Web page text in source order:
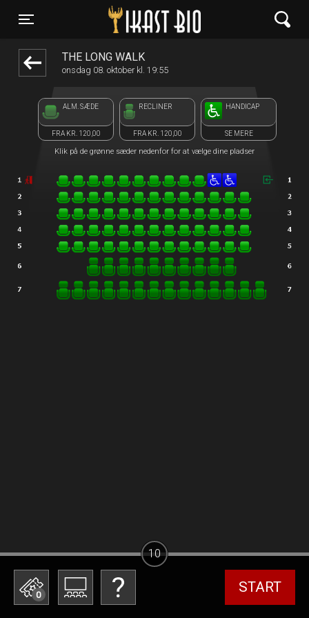
Toggle navigation
Ikast Bio
THE LONG WALK
onsdag 08. oktober kl. 19:55
ALM. SÆDE
FRA KR. 120,00
RECLINER
FRA KR. 120,00
HANDICAP
SE MERE
Klik på de grønne sæder nedenfor for at vælge dine pladser
0 START
10
front05-temp 080250